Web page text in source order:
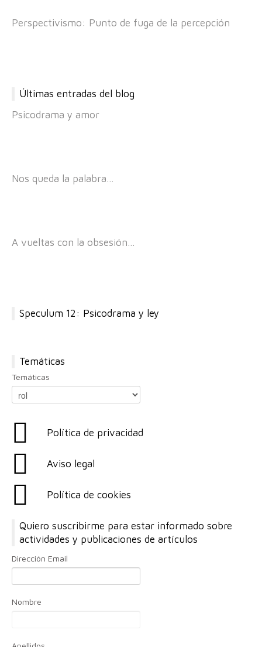
Perspectivismo: Punto de fuga de la percepción
Últimas entradas del blog
Psicodrama y amor
Nos queda la palabra…
A vueltas con la obsesión…
Speculum 12: Psicodrama y ley
Temáticas
Temáticas
Política de privacidad
Aviso legal
Política de cookies
Quiero suscribirme para estar informado sobre
actividades y publicaciones de artículos
Dirección Email
Nombre